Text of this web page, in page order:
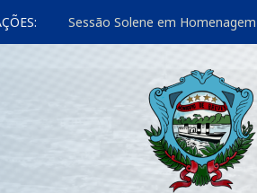
Sessão Solene em